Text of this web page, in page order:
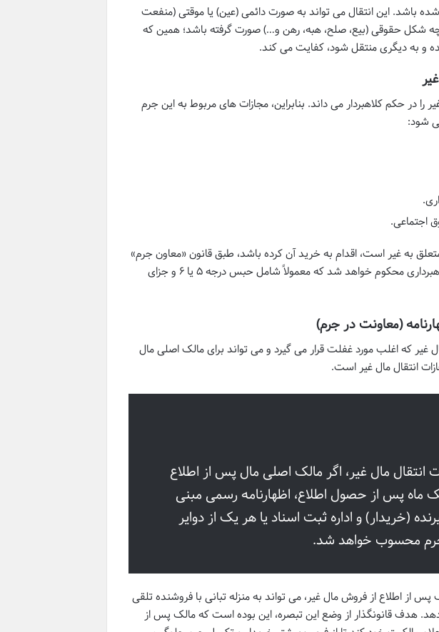
شده باشد. این انتقال می تواند به صورت دائمی (عین) یا موقتی (منفعت
چه شکل حقوقی (بیع، صلح، هبه، رهن و…) صورت گرفته باشد؛ همین که
و به دیگری منتقل شود، کفایت می کند.
را در حکم کلاهبردار می داند. بنابراین، مجازات های مربوط به این جرم
شود:
اجتماعی.
متعلق به غیر است، اقدام به خرید آن کرده باشد، طبق قانون «معاون جرم»
محسوب می شود و به مجازات معاونت در جرم کلاهبرداری محکوم خواهد شد که معمولاً شامل حبس درجه ۵ یا ۶ و جزای
(معاونت در جرم)
غیر که اغلب مورد غفلت قرار می گیرد و می تواند برای مالک اصلی مال
انتقال مال غیر، اگر مالک اصلی مال پس از اطلاع
ماه پس از حصول اطلاع، اظهارنامه رسمی مبنی
(خریدار) و اداره ثبت اسناد یا هر یک از دوایر
جرم محسوب خواهد شد.
اطلاع از فروش مال غیر، می تواند به منزله تبانی با فروشنده تلقی
دهد. هدف قانونگذار از وضع این تبصره، این بوده است که مالک پس از